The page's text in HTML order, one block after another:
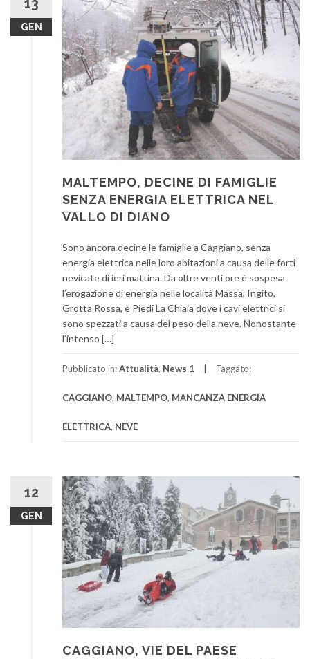
GEN
MALTEMPO, DECINE DI FAMIGLIE
SENZA ENERGIA ELETTRICA NEL
VALLO DI DIANO
Sono ancora decine le famiglie a Caggiano, senza
energia elettrica nelle loro abitazioni a causa delle forti
nevicate di ieri mattina. Da oltre venti ore è sospesa
l’erogazione di energia nelle località Massa, Ingito,
Grotta Rossa, e Piedi La Chiaia dove i cavi elettrici si
sono spezzati a causa del peso della neve. Nonostante
l’intenso […]
Pubblicato in:Attualità, News 1 Taggato:
CAGGIANO, MALTEMPO, MANCANZA ENERGIA
ELETTRICA, NEVE
12
GEN
CAGGIANO, VIE DEL PAESE